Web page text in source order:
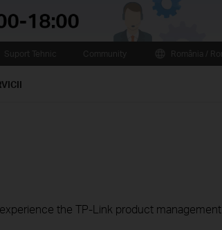
the TP-Link product management